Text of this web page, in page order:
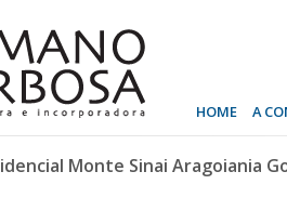
HOME A